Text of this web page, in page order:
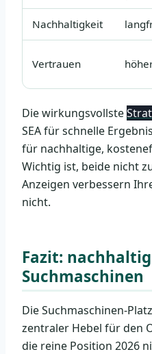
Nachhaltigkeit
Vertrauen
Die wirkungsvollste
SEA für schnelle
für nachhaltige,
Wichtig ist, beide nicht
Anzeigen verbessern
nicht.
Fazit:
Suchmaschinen
Die Suchmaschinen-
zentraler Hebel für den
die reine Position 2026